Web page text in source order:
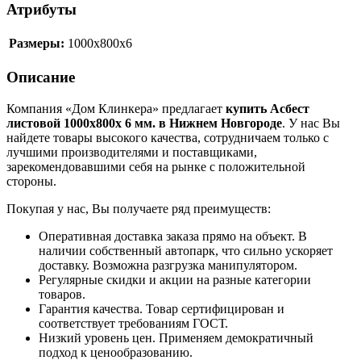
Атрибуты
Размеры: 1000x800x6
Описание
Компания «Дом Клинкера» предлагает купить Асбест
листовой 1000х800х 6 мм. в Нижнем Новгороде. У нас Вы
найдете товары высокого качества, сотрудничаем только с
лучшими производителями и поставщиками,
зарекомендовавшими себя на рынке с положительной
стороны.
Покупая у нас, Вы получаете ряд преимуществ:
Оперативная доставка заказа прямо на объект. В
наличии собственный автопарк, что сильно ускоряет
доставку. Возможна разгрузка манипулятором.
Регулярные скидки и акции на разные категории
товаров.
Гарантия качества. Товар сертифицирован и
соответствует требованиям ГОСТ.
Низкий уровень цен. Применяем демократичный
подход к ценообразованию.